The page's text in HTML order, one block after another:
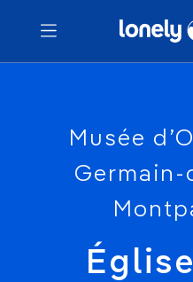
Menu
Votre
Musée
Germain-